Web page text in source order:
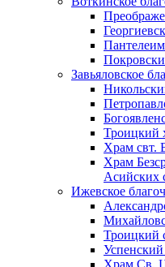
Завьяловское
Троицкий
Храм свт.
Храм
Асийских
Ижевское
Троицкий
Храм Св.